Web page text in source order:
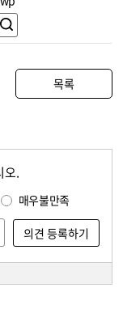
목록
오.
매우불만족